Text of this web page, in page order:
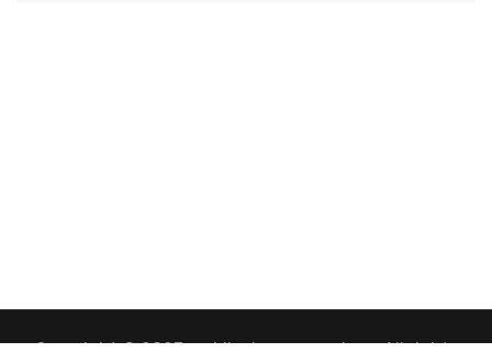
Copyright © 2023 mobilephones.services. All rights